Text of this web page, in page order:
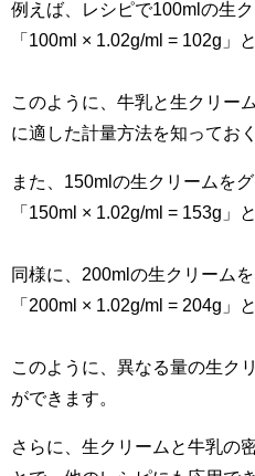
例えば、レシピで100mlの生
「100ml × 1.02g/ml = 102g」
このように、牛乳と生クリー
に適した計量方法を知ってお
また、150mlの生クリームを
「150ml × 1.02g/ml = 153g」
同様に、200mlの生クリーム
「200ml × 1.02g/ml = 204g」
このように、異なる量の生ク
ができます。
さらに、生クリームと牛乳の